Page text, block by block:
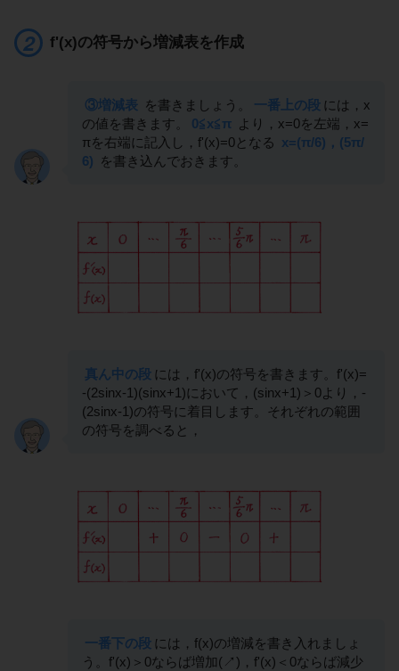
f'(x)の符号から増減表を作成
③増減表 を書きましょう。 一番上の段 には，x
の値を書きます。
0≦x≦π より，x=0を左端，x=
πを右端に記入し，f'(x)=0となる x=(π/6)，(5π/
6) を書き込んでおきます。
真ん中の段 には，f'(x)の符号を書きます。f'(x)=
-(2sinx-1)(sinx+1)において，(sinx+1)＞0より，-
(2sinx-1)の符号に着目します。それぞれの範囲
の符号を調べると，
一番下の段 には，f(x)の増減を書き入れましょ
う。f'(x)＞0ならば増加(↗)，f'(x)＜0ならば減少